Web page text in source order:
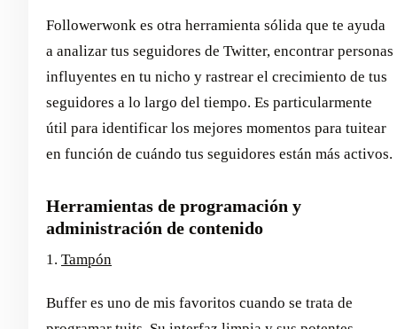
Followerwonk es otra herramienta sólida que te ayuda
a analizar tus seguidores de Twitter, encontrar personas
influyentes en tu nicho y rastrear el crecimiento de tus
seguidores a lo largo del tiempo. Es particularmente
útil para identificar los mejores momentos para tuitear
en función de cuándo tus seguidores están más activos.
Herramientas de programación y
administración de contenido
1. Tampón
Buffer es uno de mis favoritos cuando se trata de